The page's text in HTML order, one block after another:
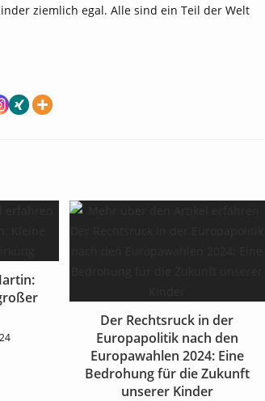
ziemlich egal. Alle sind ein Teil der Welt
Der Rechtsruck in der
Europapolitik nach den
Europawahlen 2024: Eine
Bedrohung für die Zukunft
unserer Kinder